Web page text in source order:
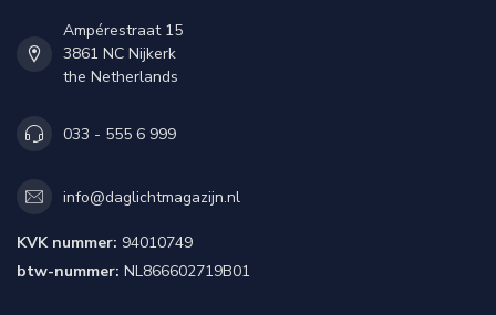
Ampérestraat 15
3861 NC Nijkerk
the Netherlands
033 - 555 6 999
info@daglichtmagazijn.nl
KVK nummer: 94010749
btw-nummer: NL866602719B01